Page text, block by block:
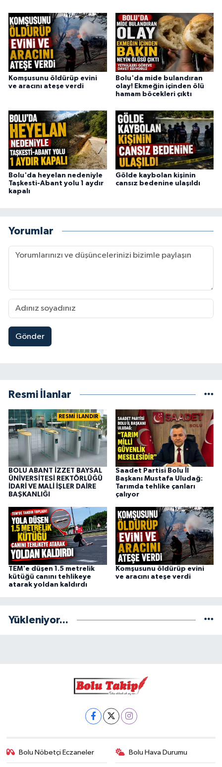
Komşusunu öldürüp evini
ve aracını ateşe verdi
Bolu'da mide bulandıran
olay! Ekmeğin içinden ölü
hamam böcekleri çıktı
Bolu'da heyelan nedeniyle
Taşkesti-Abant yolu 1 aydır
kapalı
Gölde kaybolan kişinin
cansız bedenine ulaşıldı
Yorumlar
Gönder
Resmi İlanlar
RESMİ İLANDIR
BOLU ABANT İZZET BAYSAL
ÜNİVERSİTESİ REKTÖRLÜĞÜ
İDARİ VE MALİ İŞLER DAİRE
BAŞKANLIĞI
Saadet Partisi Bolu İl
Başkanı Mustafa Uludağ:
Tarımda tehlike çanları
çalıyor
TEM'e düşen 1.5 metrelik
kütüğü canını tehlikeye
atarak yoldan kaldırdı
Komşusunu öldürüp evini
ve aracını ateşe verdi
Yükleniyor...
Bolu Nöbetçi Eczaneler Bolu Hava Durumu